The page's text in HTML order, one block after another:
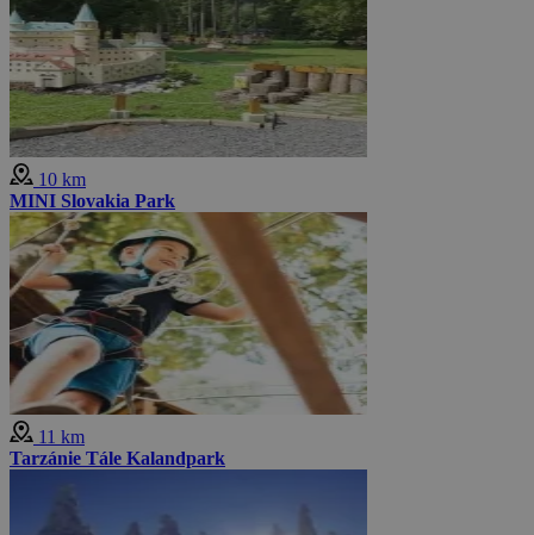
10 km
MINI Slovakia Park
11 km
Tarzánie Tále Kalandpark